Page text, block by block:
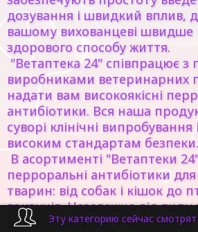
дозування і швидкий вплив,
вашому вихованцеві швидше
здорового способу життя.
"Ветаптека 24" співпрацює з
виробниками ветеринарних
надати вам високоякісні
антибіотики. Вся наша
суворі клінічні випробування
високим стандартам безпеки.
В асортименті "Ветаптеки
перроральні антибіотики для
тварин: від собак і кішок до
гризунів. Незалежно від типу
вихованця, у нас є
Эту категорию сейчас